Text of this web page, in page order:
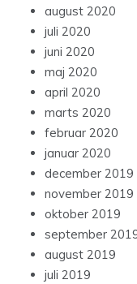
august 2020
juli 2020
juni 2020
maj 2020
april 2020
marts 2020
februar 2020
januar 2020
december 2019
november 2019
oktober 2019
september
august 2019
juli 2019